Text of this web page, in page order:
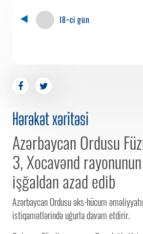
18-ci gün
Hərəkət xəritəsi
Azərbaycan Ordusu
3, Xocavənd
işğaldan azad edib
Azərbaycan Ordusu əks-hücum
istiqamətlərində uğurla davam etdirir.